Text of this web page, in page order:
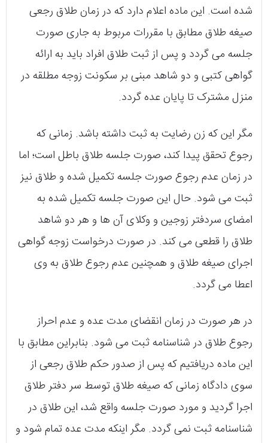
شده است. این ماده اعلام دارد که در زمان طلاق رجعی
صیغه‌ طلاق مطابق با مقررات مربوط به جاری صورت
جلسه می‌ گردد و پس از ثبت طلاق افراد باید به ارائه‌
گواهی کتبی و دو شاهد مبنی بر سکونت زوجه مطلقه در
منزل مشترک تا پایان عده گردد.
مگر این که زن رضایت به ثبت داشته باشد. زمانی که
رجوع تحقق پیدا کند، صورت جلسه‌ طلاق باطل است؛ اما
در زمان عدم رجوع صورت جلسه تکمیل شده و طلاق نیز
ثبت می‌ شود. حال این صورت جلسه تکمیل شده به
امضای سردفتر زوجین و وکلای آن ها و هر دو شاهد
طلاق را قطعی می‌ کند. در صورت درخواست زوجه گواهی
اجرای صیغه‌ طلاق و همچنین عدم رجوع طلاق به وی
اعطا می‌ گردد.
در هر صورت در زمان انقضای مدت عده و عدم احراز
رجوع طلاق در شناسنامه ثبت می‌ شود. بنابراین مطابق با
این ماده دریافتیم که پس از صدور حکم طلاق رجعی از
سوی دادگاه زمانی که صیغه‌ طلاق توسط سر دفتر طلاق
اجرا گردید و مورد صورت جلسه واقع شد، این طلاق در
شناسنامه ثبت نمی‌ گردد. مگر اینکه مدت عده تمام شود و